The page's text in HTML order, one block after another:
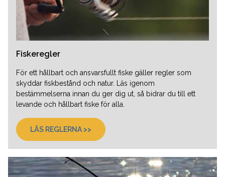
Fiskeregler
För ett hållbart och ansvarsfullt fiske gäller regler som
skyddar fiskbestånd och natur. Läs igenom
bestämmelserna innan du ger dig ut, så bidrar du till ett
levande och hållbart fiske för alla.
LÄS REGLERNA >>